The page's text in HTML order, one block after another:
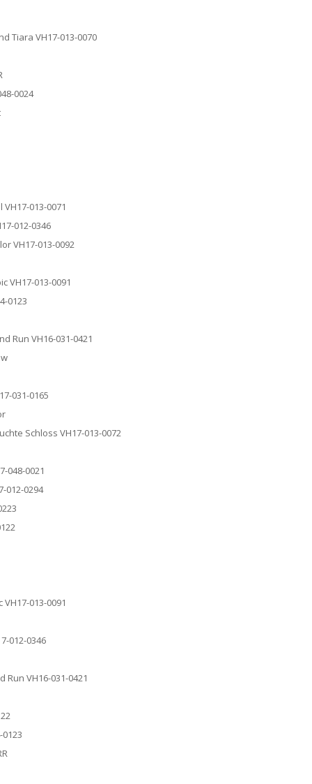
Tiara VH17-013-0070
0024
013-0071
012-0346
VH17-013-0092
VH17-013-0091
0123
Run VH16-031-0421
031-0165
Schloss VH17-013-0072
048-0021
012-0294
013-0091
012-0346
Run VH16-031-0421
0123